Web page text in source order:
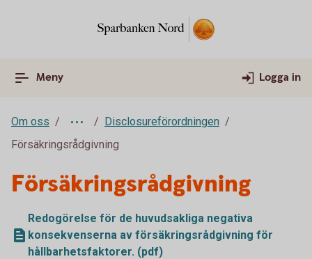
Meny Logga in
Om oss
Disclosureförordningen
Försäkringsrådgivning
Försäkringsrådgivning
Redogörelse för de huvudsakliga negativa
konsekvenserna av försäkringsrådgivning för
hållbarhetsfaktorer. (pdf)